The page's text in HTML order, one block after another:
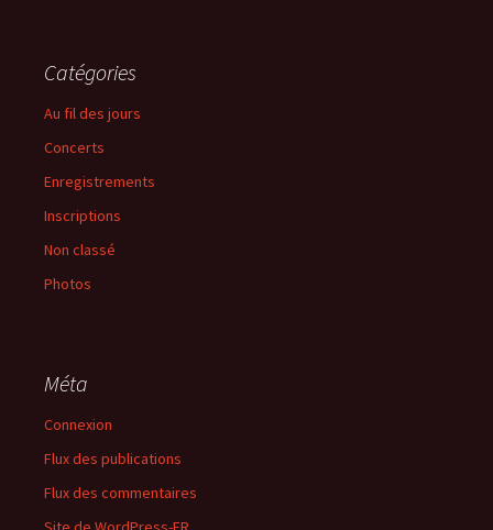
Catégories
Au fil des jours
Concerts
Enregistrements
Inscriptions
Non classé
Photos
Méta
Connexion
Flux des publications
Flux des commentaires